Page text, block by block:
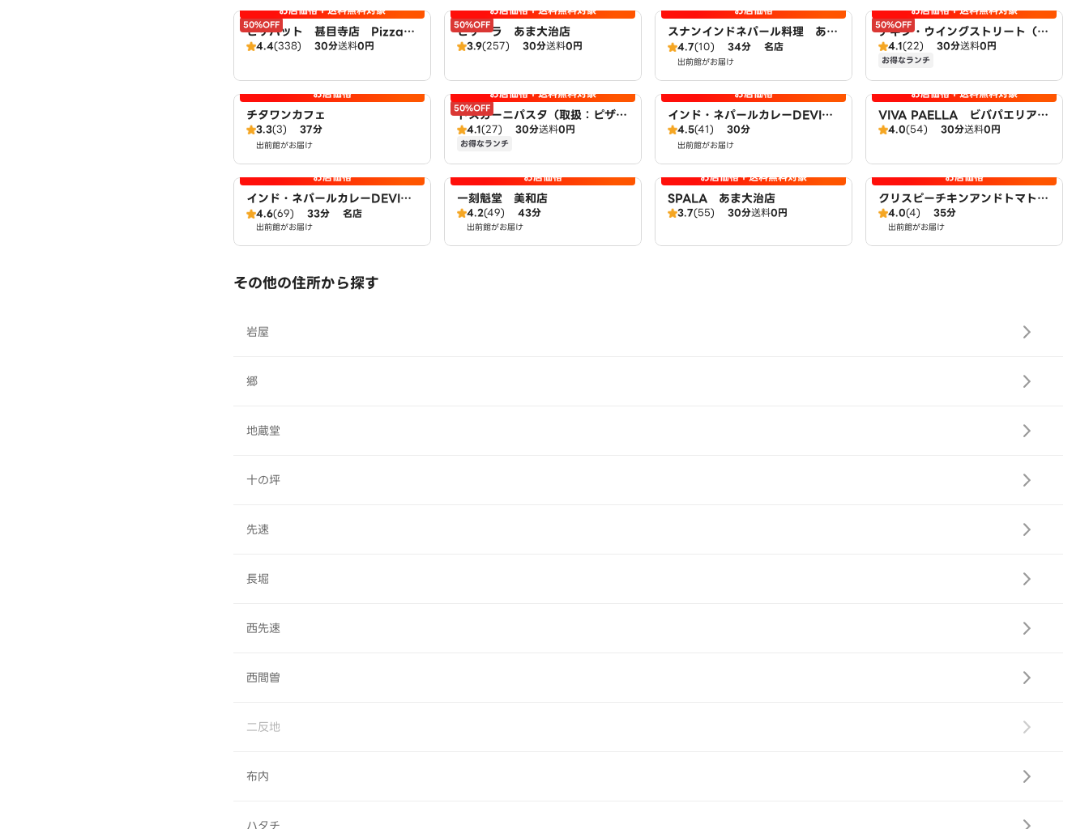
50%OFF
お店価格＋送料無料対象
ピザハット 甚目寺店 PizzaH
ut4.4(338) 30分送料0円
50%OFF
お店価格＋送料無料対象
ピザーラ あま大治店
3.9(257) 30分送料0円
お店価格
スナンインドネパール料理 あま
店4.7(10) 34分 名店
出前館がお届け
50%OFF
お店価格＋送料無料対象
チキン・ウイングストリート（取
扱：ピザハット甚目寺店）
4.1(22) 30分送料0円
お得なランチ
お店価格
チタワンカフェ
3.3(3) 37分
出前館がお届け
50%OFF
お店価格＋送料無料対象
トスカーニパスタ（取扱：ピザハ
ット甚目寺店）
4.1(27) 30分送料0円
お得なランチ
お店価格
インド・ネパールカレーDEVI大
治店
4.5(41) 30分
出前館がお届け
お店価格＋送料無料対象
VIVA PAELLA ビバパエリア
あま大治店
4.0(54) 30分送料0円
お店価格
インド・ネパールカレーDEVIあ
ま店
4.6(69) 33分 名店
出前館がお届け
お店価格
一刻魁堂 美和店
4.2(49) 43分
出前館がお届け
お店価格＋送料無料対象
SPALA あま大治店
3.7(55) 30分送料0円
お店価格
クリスピーチキンアンドトマト
あま市店 CRISPY CHICKEN n’
TOMATO AMASHI
4.0(4) 35分
出前館がお届け
その他の住所から探す
岩屋
郷
地蔵堂
十の坪
先速
長堀
西先速
西間曽
二反地
布内